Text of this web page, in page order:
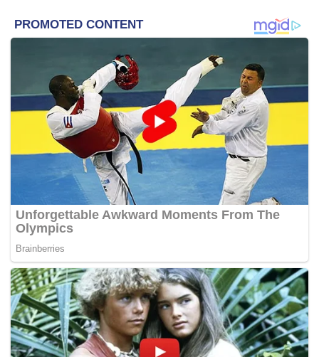
Sementara itu, tujuh wakil rakyat yang dikenakan
penggantungan keahlian ialah Ahli Parlimen Tanah Merah,
Datuk Seri Ikmal Hisham Abdul Aziz; Ahli Parlimen
Rompin, Datuk Khalib Abdullah; Ahli Parlimen Lumut,
Nordin Ahmad Ismail; Ahli Parlimen Hulu Terengganu,
Datuk Rosli Wahid serta Ahli Parlimen Ketereh, Datuk Khlir
Mohd. Nor.
Dua lagi yang digantung ialah ADUN Chenderoh, Syed
Lukman Hakim Syed Mohd. Zain yang juga Ketua Armada
Bahagian Padang Rengas dan ADUN Kuala Sepetang,
Ahmad Man.
Semua notis tindakan disiplin bertarikh hari ini
ditandatangani Pengerusi Lembaga Disiplin Bersatu,
Datuk Mohd. Radzi Manan.
Menurut notis tersebut, tindakan pemecatan dibuat
mengikut Fasal 22.5 Perlembagaan Bersatu atas